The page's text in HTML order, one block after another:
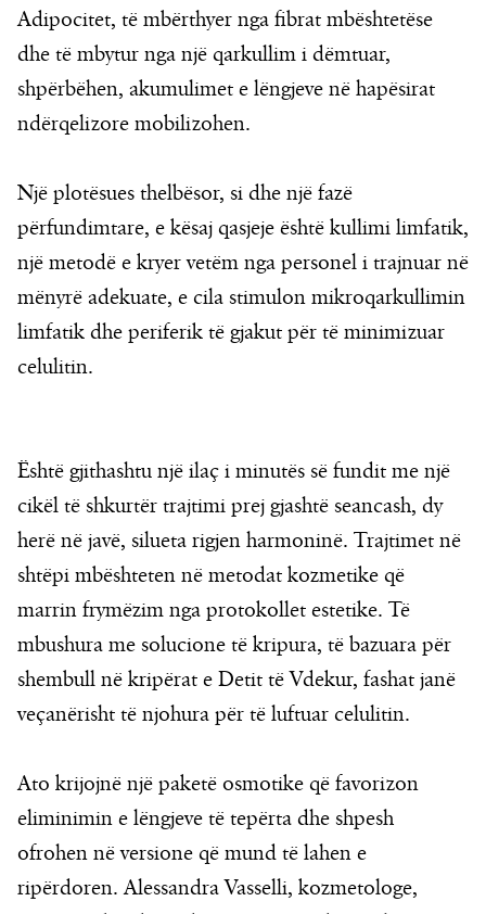
Adipocitet, të mbërthyer nga fibrat mbështetëse
dhe të mbytur nga një qarkullim i dëmtuar,
shpërbëhen, akumulimet e lëngjeve në hapësirat
ndërqelizore mobilizohen.
Një plotësues thelbësor, si dhe një fazë
përfundimtare, e kësaj qasjeje është kullimi limfatik,
një metodë e kryer vetëm nga personel i trajnuar në
mënyrë adekuate, e cila stimulon mikroqarkullimin
limfatik dhe periferik të gjakut për të minimizuar
celulitin.
Është gjithashtu një ilaç i minutës së fundit me një
cikël të shkurtër trajtimi prej gjashtë seancash, dy
herë në javë, silueta rigjen harmoninë. Trajtimet në
shtëpi mbështeten në metodat kozmetike që
marrin frymëzim nga protokollet estetike. Të
mbushura me solucione të kripura, të bazuara për
shembull në kripërat e Detit të Vdekur, fashat janë
veçanërisht të njohura për të luftuar celulitin.
Ato krijojnë një paketë osmotike që favorizon
eliminimin e lëngjeve të tepërta dhe shpesh
ofrohen në versione që mund të lahen e
ripërdoren. Alessandra Vasselli, kozmetologe,